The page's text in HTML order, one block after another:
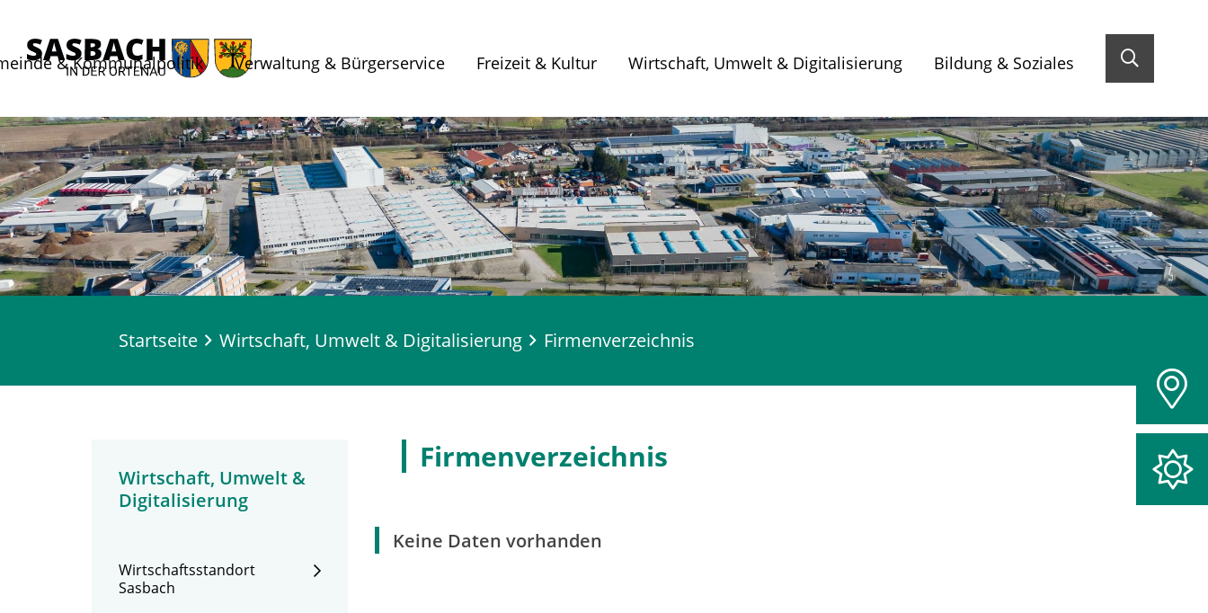
& Kommunalpolitik Verwaltung & Bürgerservice Freizeit & Kultur Wirtschaft, Umwelt & Digitalisierung Bildung & Soziales
Startseite Wirtschaft, Umwelt & Digitalisierung Firmenverzeichnis
Wirtschaft, Umwelt &
Digitalisierung
Wirtschaftsstandort
Sasbach
Firmenverzeichnis
Keine Daten vorhanden